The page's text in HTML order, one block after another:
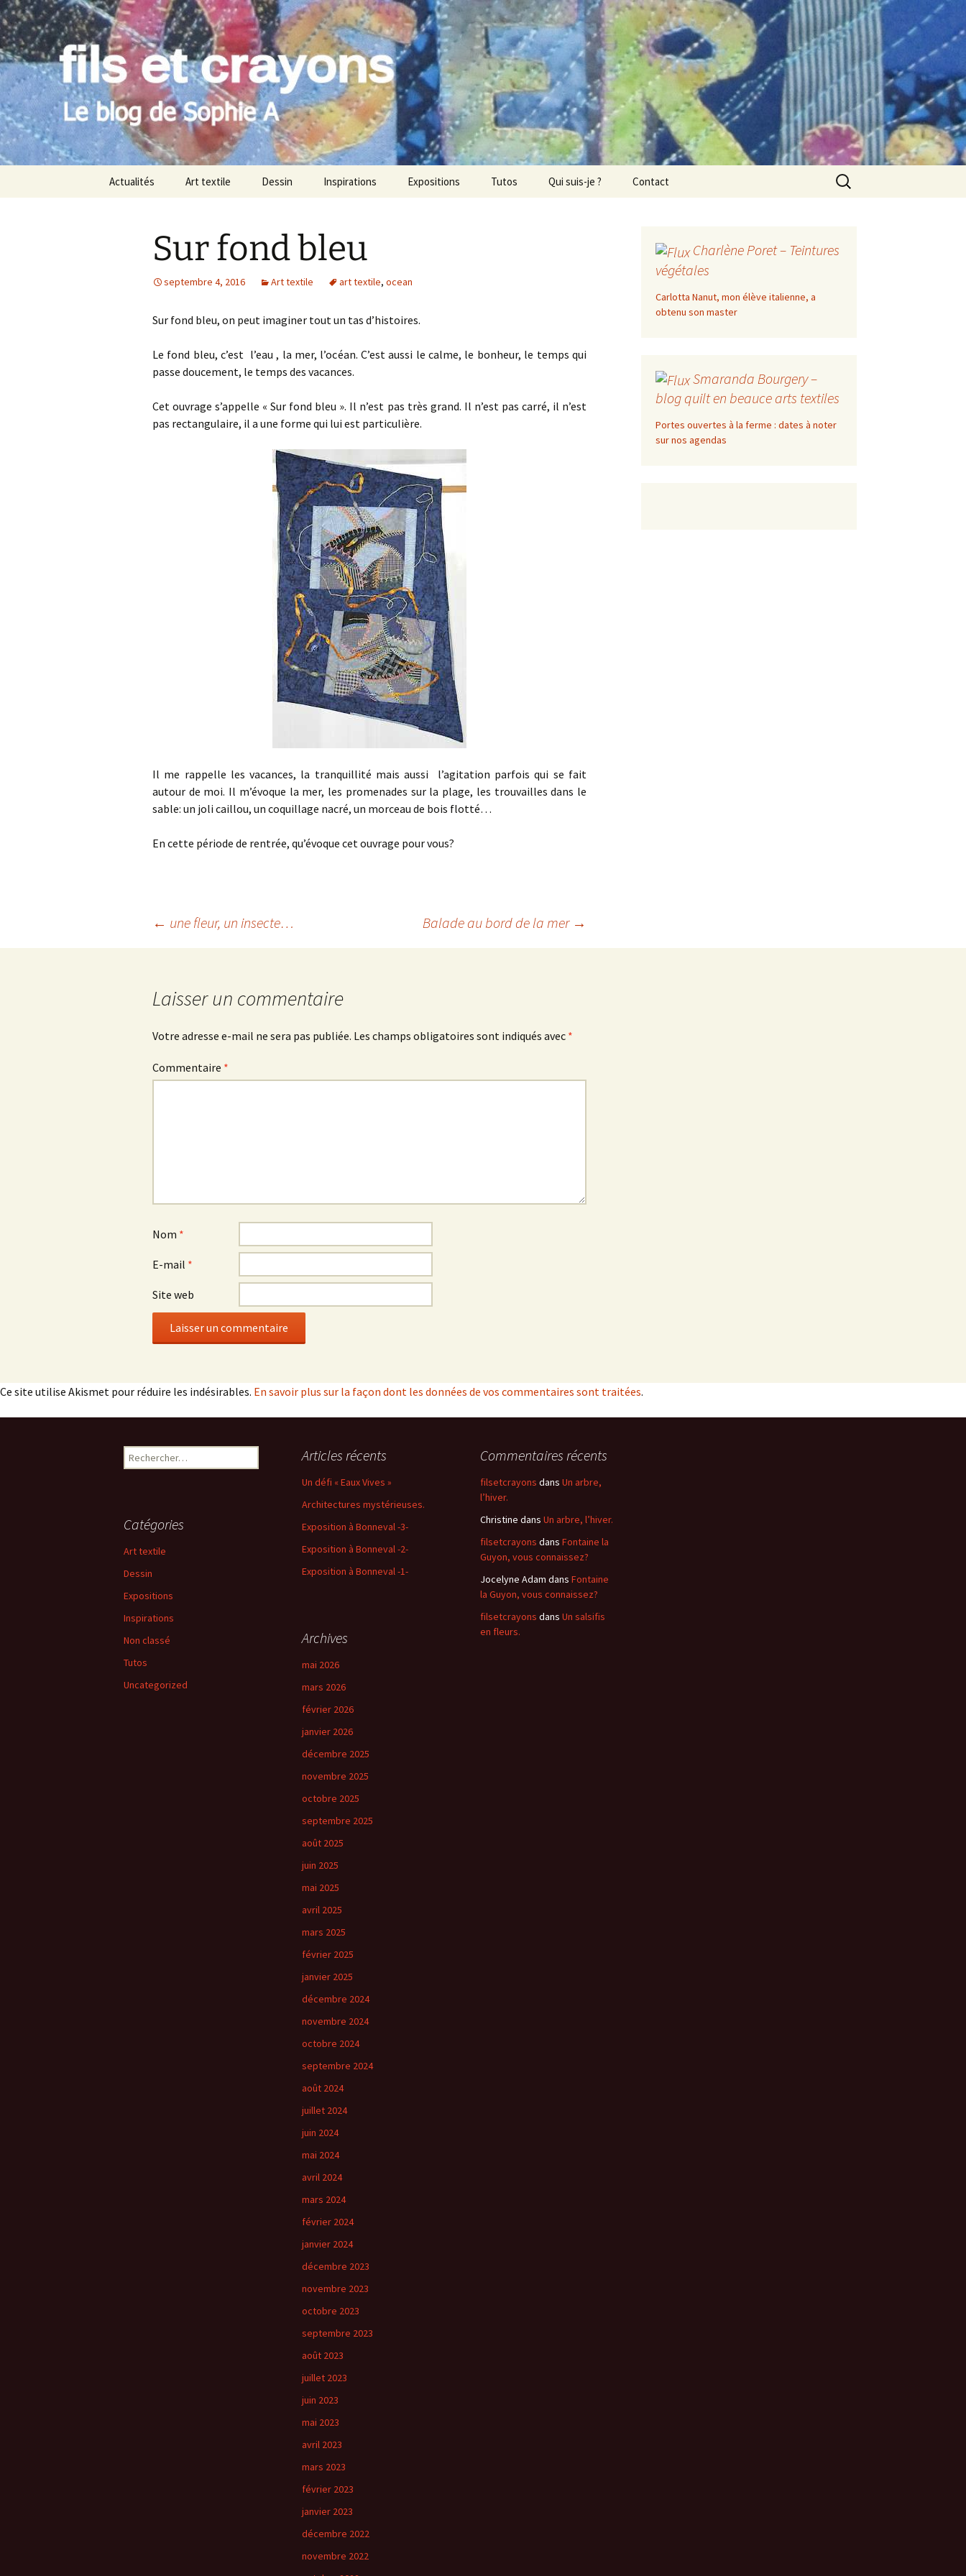
Aller
au
contenu
filsetcrayons
Le blog de Sophie A
Actualités Art textile Dessin Inspirations Expositions Tutos Qui suis-je ? Contact
Rechercher :
Sur fond bleu
septembre 4, 2016 Art textile art textile, ocean
Sur fond bleu, on peut imaginer tout un tas d’histoires.
Le fond bleu, c’est l’eau , la mer, l’océan. C’est aussi le calme, le bonheur, le temps qui
passe doucement, le temps des vacances.
Cet ouvrage s’appelle « Sur fond bleu ». Il n’est pas très grand. Il n’est pas carré, il n’est
pas rectangulaire, il a une forme qui lui est particulière.
Il me rappelle les vacances, la tranquillité mais aussi l’agitation parfois qui se fait
autour de moi. Il m’évoque la mer, les promenades sur la plage, les trouvailles dans le
sable: un joli caillou, un coquillage nacré, un morceau de bois flotté…
En cette période de rentrée, qu’évoque cet ouvrage pour vous?
Navigation
← une fleur, un insecte… Balade au bord de la mer →
Laisser un commentaire
Votre adresse e-mail ne sera pas publiée. Les champs obligatoires sont indiqués avec *
Commentaire *
Nom *
E-mail *
Site web
Ce site utilise Akismet pour réduire les indésirables. En savoir plus sur la façon dont les données de vos commentaires sont traitées.
Charlène Poret – Teintures
végétales
Carlotta Nanut, mon élève italienne, a
obtenu son master
Smaranda Bourgery –
blog quilt en beauce arts textiles
Portes ouvertes à la ferme : dates à noter
sur nos agendas
Rechercher : Articles récents
Un défi « Eaux Vives »
Architectures mystérieuses.
Exposition à Bonneval -3-
Exposition à Bonneval -2-
Exposition à Bonneval -1-
Commentaires récents
filsetcrayons dans Un arbre,
l’hiver.
Christine dans Un arbre, l’hiver.
filsetcrayons dans Fontaine la
Guyon, vous connaissez?
Jocelyne Adam dans Fontaine
la Guyon, vous connaissez?
filsetcrayons dans Un salsifis
en fleurs.
Catégories
Art textile
Dessin
Expositions
Inspirations
Non classé
Tutos
Uncategorized
Archives
mai 2026
mars 2026
février 2026
janvier 2026
décembre 2025
novembre 2025
octobre 2025
septembre 2025
août 2025
juin 2025
mai 2025
avril 2025
mars 2025
février 2025
janvier 2025
décembre 2024
novembre 2024
octobre 2024
septembre 2024
août 2024
juillet 2024
juin 2024
mai 2024
avril 2024
mars 2024
février 2024
janvier 2024
décembre 2023
novembre 2023
octobre 2023
septembre 2023
août 2023
juillet 2023
juin 2023
mai 2023
avril 2023
mars 2023
février 2023
janvier 2023
décembre 2022
novembre 2022